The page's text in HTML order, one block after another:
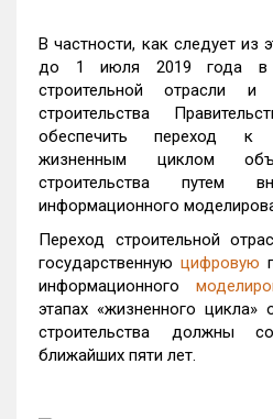
В частности, как следует из
до 1 июля 2019 года в
строительной отрасли и
строительства
обеспечить переход к
жизненным циклом
строительства путем
информационного
Переход строительной
государственную цифровую
информационного
этапах «жизненного цикла»
строительства должны
ближайших пяти лет.